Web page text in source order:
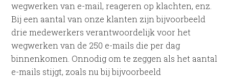
wegwerken van e-mail, reageren op klachten, enz.
Bij een aantal van onze klanten zijn bijvoorbeeld
drie medewerkers verantwoordelijk voor het
wegwerken van de 250 e-mails die per dag
binnenkomen. Onnodig om te zeggen als het aantal
e-mails stijgt, zoals nu bij bijvoorbeeld